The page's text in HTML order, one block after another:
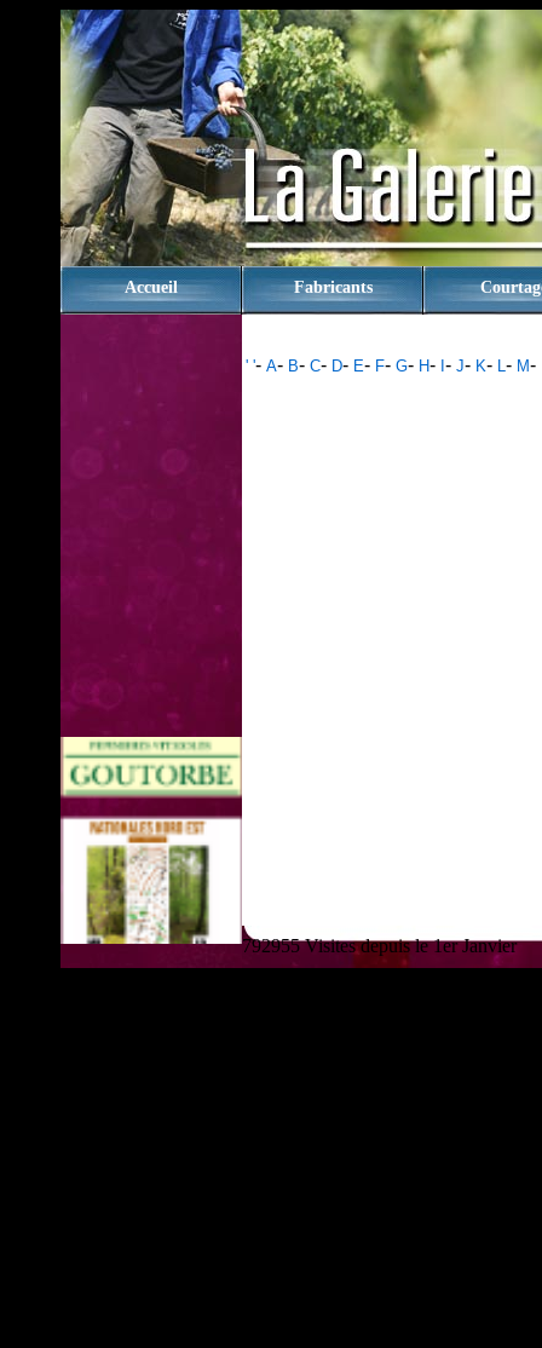
Accueil Fabricants
' '- A- B- C- D- E- F- G- H- - J- K- L- M-
792955 Visites depuis le 1er Janvier